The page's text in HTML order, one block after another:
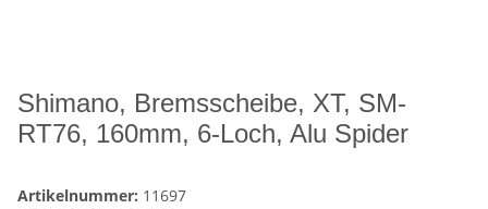
Shimano, Bremsscheibe, XT, SM-
RT76, 160mm, 6-Loch, Alu Spider
Artikelnummer: 11697